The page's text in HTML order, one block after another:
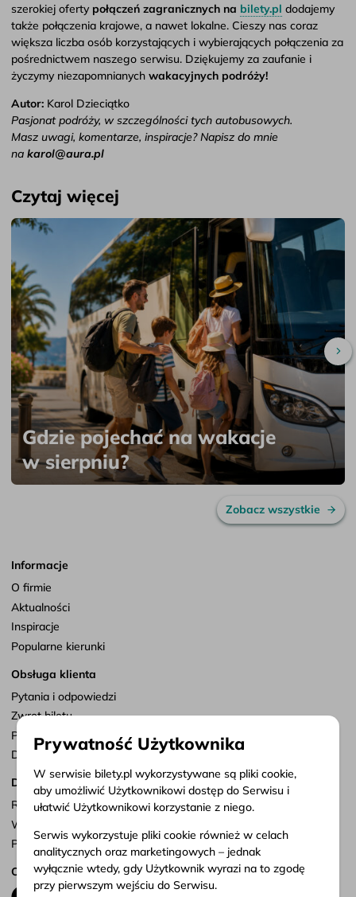
szerokiej oferty połączeń zagranicznych na bilety.pl dodajemy
także połączenia krajowe, a nawet lokalne. Cieszy nas coraz
większa liczba osób korzystających i wybierających połączenia za
pośrednictwem naszego serwisu. Dziękujemy za zaufanie i
życzymy niezapomnianych wakacyjnych podróży!
Autor: Karol Dzieciątko
Pasjonat podróży, w szczególności tych autobusowych.
Masz uwagi, komentarze, inspiracje? Napisz do mnie
na karol@aura.pl
Czytaj więcej
Gdzie pojechać na wakacje
w sierpniu?
Zobacz wszystkie
Informacje
O firmie
Aktualności
Inspiracje
Popularne kierunki
Obsługa klienta
Pytania i odpowiedzi
Zwrot biletu
Punkty sprzedaży
Dostosuj zgody
Dokumenty
Regulamin serwisu
Warunki przewozu
Polityka prywatności
Obserwuj nas
Prywatność Użytkownika
W serwisie bilety.pl wykorzystywane są pliki cookie,
aby umożliwić Użytkownikowi dostęp do Serwisu i
ułatwić Użytkownikowi korzystanie z niego.
Serwis wykorzystuje pliki cookie również w celach
analitycznych oraz marketingowych – jednak
wyłącznie wtedy, gdy Użytkownik wyrazi na to zgodę
przy pierwszym wejściu do Serwisu.